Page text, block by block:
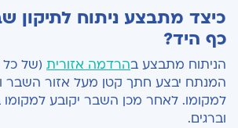
כיצד מתבצע ניתוח לתיקון
כף היד?
הניתוח מתבצע בהרדמה אזורית (של כל
המנתח יבצע חתך קטן מעל אזור השבר
למקומו. לאחר מכן השבר יקובע
וברגים.